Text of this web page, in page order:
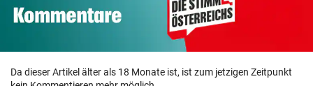
Da dieser Artikel älter als 18 Monate ist, ist zum jetzigen Zeitpunkt